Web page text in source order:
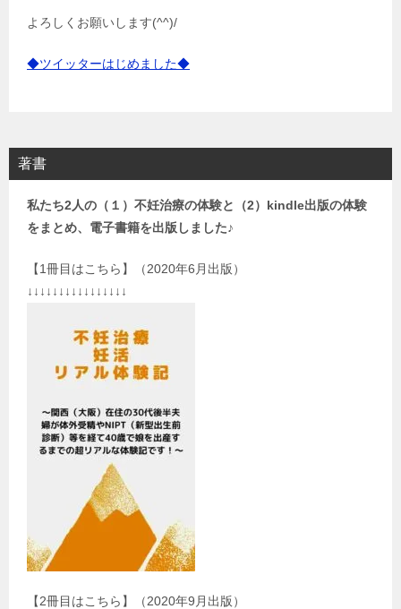
よろしくお願いします(^^)/
◆ツイッターはじめました◆
著書
私たち2人の（１）不妊治療の体験と（2）kindle出版の体験
をまとめ、電子書籍を出版しました♪
【1冊目はこちら】（2020年6月出版）
↓↓↓↓↓↓↓↓↓↓↓↓↓↓↓↓
【2冊目はこちら】（2020年9月出版）